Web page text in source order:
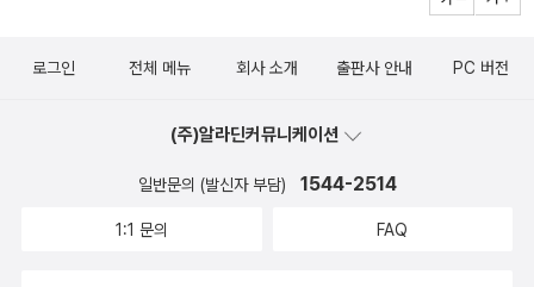
로그인 전체 메뉴 회사 소개 출판사 안내 PC 버전
(주)알라딘커뮤니케이션
일반문의 (발신자 부담) 1544-2514
1:1 문의 FAQ